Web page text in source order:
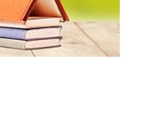
如下影响。